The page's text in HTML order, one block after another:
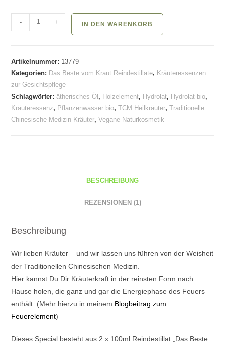
Box
Menge
- + IN DEN WARENKORB
Artikelnummer: 13779
Kategorien: Das Beste vom Kraut Reindestillate, Kräuteressenzen
zur Gesichtspflege
Schlagwörter:ätherisches Öl , Holzelement, Hydrolat, Hydrolat bio,
Kräuteressenz, Pflanzenwasser bio,TCM Heilkräuter,Traditionelle
Chinesische Medizin Kräuter,Vegane Naturkosmetik
BESCHREIBUNG
REZENSIONEN (1)
Beschreibung
Wir lieben Kräuter – und wir lassen uns führen von der Weisheit
der Traditionellen Chinesischen Medizin.
Hier kannst Du Dir Kräuterkraft in der reinsten Form nach
Hause holen, die ganz und gar die Energiephase des Feuers
enthält. (Mehr hierzu in meinem Blogbeitrag zum
Feuerelement)
Dieses Special besteht aus 2 x 100ml Reindestillat „Das Beste